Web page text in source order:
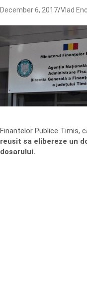
December 6, 2017 Vlad
Finantelor Publice Timis,
reusit sa elibereze un
dosarului.